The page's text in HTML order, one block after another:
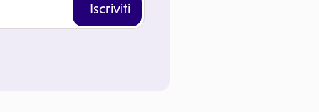
Iscriviti